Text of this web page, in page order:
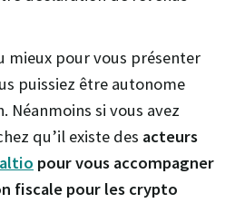
mieux pour vous présenter
puissiez être autonome
Néanmoins si vous avez
qu’il existe des acteurs
pour vous accompagner
fiscale pour les crypto